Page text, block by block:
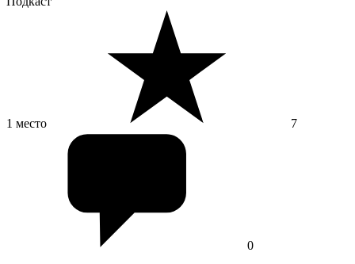
1 место 7
0